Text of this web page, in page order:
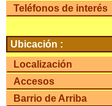
Teléfonos de interés
Ubicación :
Localización
Accesos
Barrio de Arriba